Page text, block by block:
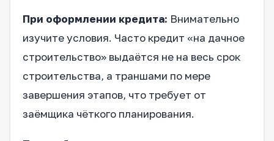
При оформлении кредита: Внимательно
изучите условия. Часто кредит «на дачное
строительство» выдаётся не на весь срок
строительства, а траншами по мере
завершения этапов, что требует от
заёмщика чёткого планирования.